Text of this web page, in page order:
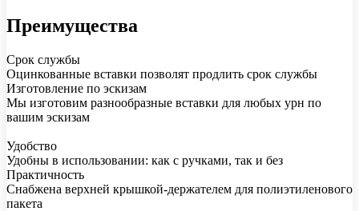
Преимущества
Срок службы
Оцинкованные вставки позволят продлить срок службы
Изготовление по эскизам
Мы изготовим разнообразные вставки для любых урн по
вашим эскизам
Удобство
Удобны в использовании: как с ручками, так и без
Практичность
Cнабжена верхней крышкой-держателем для полиэтиленового
пакета